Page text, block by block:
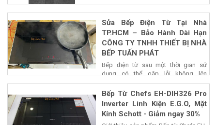
Sửa Bếp Điện Từ Tại Nhà
TP.HCM – Bảo Hành Dài Hạn
CÔNG TY TNHH THIẾT BỊ NHÀ
BẾP TUẤN PHÁT
Bếp điện từ sau một thời gian sử
dụng có thể gặp lỗi không lên
nguồn,...
Bếp Từ Chefs EH-DIH326 Pro
Inverter Linh Kiện E.G.O, Mặt
Kính Schott - Giảm ngay 30%